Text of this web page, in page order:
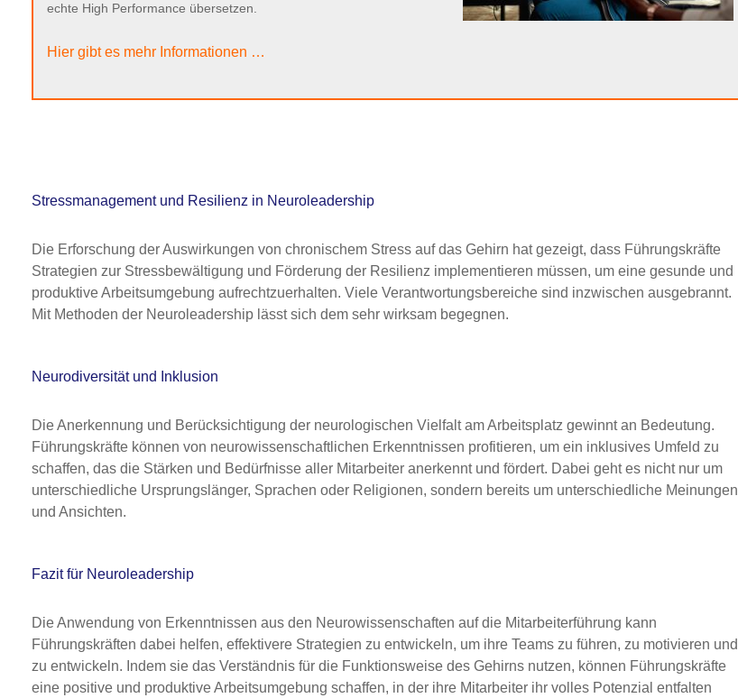
echte High Performance übersetzen.
Hier gibt es mehr Informationen …
Stressmanagement und Resilienz in Neuroleadership
Die Erforschung der Auswirkungen von chronischem Stress auf das Gehirn hat gezeigt, dass Führungskräfte
Strategien zur Stressbewältigung und Förderung der Resilienz implementieren müssen, um eine gesunde und
produktive Arbeitsumgebung aufrechtzuerhalten. Viele Verantwortungsbereiche sind inzwischen ausgebrannt.
Mit Methoden der Neuroleadership lässt sich dem sehr wirksam begegnen.
Neurodiversität und Inklusion
Die Anerkennung und Berücksichtigung der neurologischen Vielfalt am Arbeitsplatz gewinnt an Bedeutung.
Führungskräfte können von neurowissenschaftlichen Erkenntnissen profitieren, um ein inklusives Umfeld zu
schaffen, das die Stärken und Bedürfnisse aller Mitarbeiter anerkennt und fördert. Dabei geht es nicht nur um
unterschiedliche Ursprungslänger, Sprachen oder Religionen, sondern bereits um unterschiedliche Meinungen
und Ansichten.
Fazit für Neuroleadership
Die Anwendung von Erkenntnissen aus den Neurowissenschaften auf die Mitarbeiterführung kann
Führungskräften dabei helfen, effektivere Strategien zu entwickeln, um ihre Teams zu führen, zu motivieren und
zu entwickeln. Indem sie das Verständnis für die Funktionsweise des Gehirns nutzen, können Führungskräfte
eine positive und produktive Arbeitsumgebung schaffen, in der ihre Mitarbeiter ihr volles Potenzial entfalten